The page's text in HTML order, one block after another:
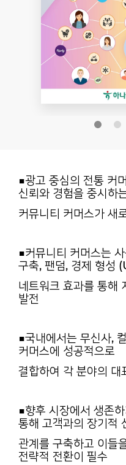
■광고 중심의 전통 커
신뢰와 경험을 중시하
커뮤니티 커머스가 새
■커뮤니티 커머스는
구축, 팬덤, 경제 형성
네트워크 효과를 통해
발전
■국내에서는 무신사,
커머스에 성공적으로
결합하여 각 분야의 대
■향후 시장에서 생존
통해 고객과의 장기적
관계를 구축하고 이들
전략적 전환이 필수